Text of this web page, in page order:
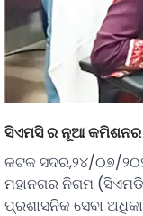
ସିଏମସି ର ନୂଆ କମିଶନର
କଟକ ସଦର,୨୪/୦୭/
ମହାନଗର ନିଗମ
ପ୍ରଶାସନିକ ସେବା